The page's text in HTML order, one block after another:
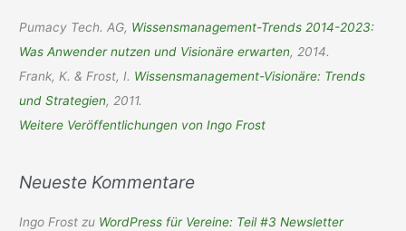
Pumacy Tech. AG, Wissensmanagement-Trends 2014-2023:
Was Anwender nutzen und Visionäre erwarten, 2014.
Frank, K. & Frost, I. Wissensmanagement-Visionäre: Trends
und Strategien, 2011.
Weitere Veröffentlichungen von Ingo Frost
Neueste Kommentare
Ingo Frost zu WordPress für Vereine: Teil #3 Newsletter